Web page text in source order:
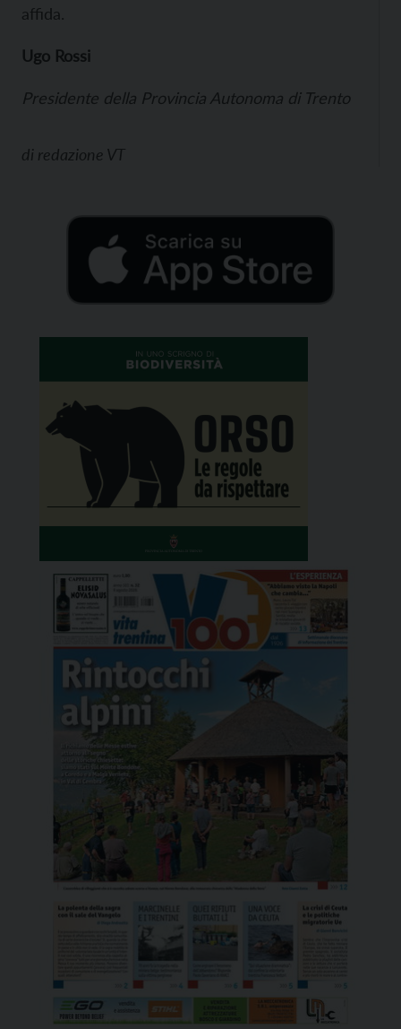
affida.
Ugo Rossi
Presidente della Provincia Autonoma di Trento
di redazione VT